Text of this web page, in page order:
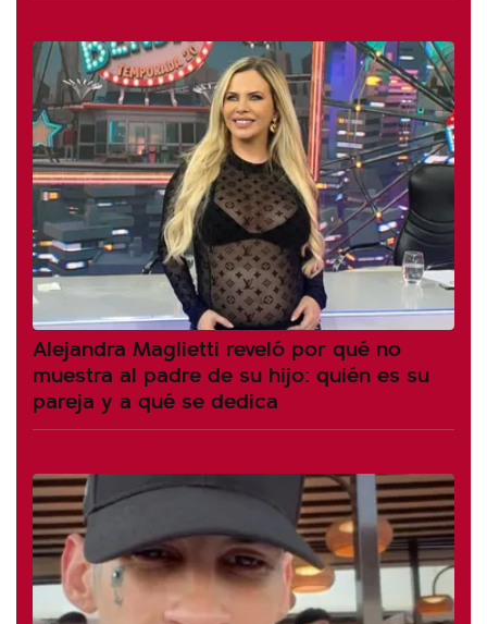
Alejandra Maglietti reveló por qué no
muestra al padre de su hijo: quién es su
pareja y a qué se dedica